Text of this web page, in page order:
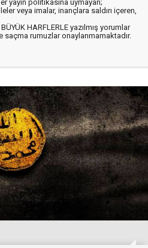
yayın politikasına uymayan;
veya imalar, inançlara saldırı içeren,
HARFLERLE yazılmış yorumlar
saçma rumuzlar onaylanmamaktadır.